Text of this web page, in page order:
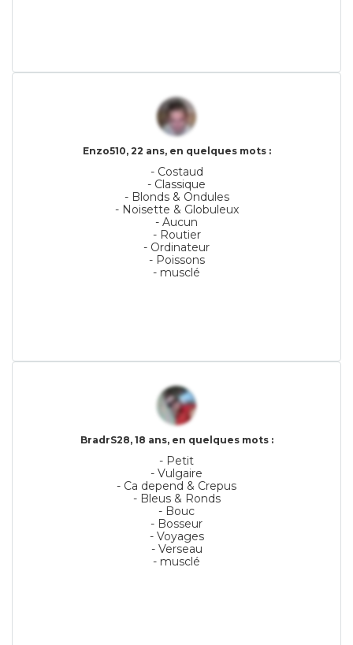
Enzo510, 22 ans, en quelques mots :
- Costaud
- Classique
- Blonds & Ondules
- Noisette & Globuleux
- Aucun
- Routier
- Ordinateur
- Poissons
- musclé
BradrS28, 18 ans, en quelques mots :
- Petit
- Vulgaire
- Ca depend & Crepus
- Bleus & Ronds
- Bouc
- Bosseur
- Voyages
- Verseau
- musclé